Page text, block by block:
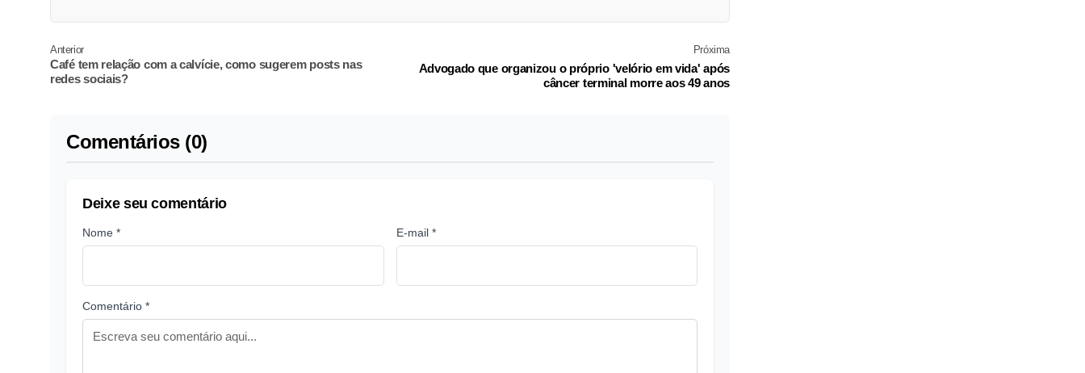
Anterior
Café tem relação com a calvície, como sugerem posts nas
redes sociais?
Próxima
Advogado que organizou o próprio 'velório em vida' após
câncer terminal morre aos 49 anos
Comentários (0)
Deixe seu comentário
Nome * E-mail *
Comentário *